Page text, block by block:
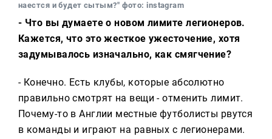
наестся и будет сытым?" фото: instagram
- Что вы думаете о новом лимите легионеров.
Кажется, что это жесткое ужесточение, хотя
задумывалось изначально, как смягчение?
- Конечно. Есть клубы, которые абсолютно
правильно смотрят на вещи - отменить лимит.
Почему-то в Англии местные футболисты рвутся
в команды и играют на равных с легионерами.